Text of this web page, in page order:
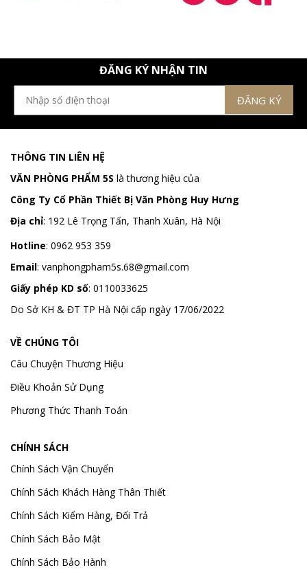
ĐĂNG KÝ NHẬN TIN
THÔNG TIN LIÊN HỆ
VĂN PHÒNG PHẨM 5S là thương hiệu của
Công Ty Cổ Phần Thiết Bị Văn Phòng Huy Hưng
Địa chỉ: 192 Lê Trọng Tấn, Thanh Xuân, Hà Nội
Hotline: 0962 953 359
Email: vanphongpham5s.68@gmail.com
Giấy phép KD số: 0110033625
Do Sở KH & ĐT TP Hà Nội cấp ngày 17/06/2022
VỀ CHÚNG TÔI
Câu Chuyện Thương Hiệu
Điều Khoản Sử Dụng
Phương Thức Thanh Toán
CHÍNH SÁCH
Chính Sách Vận Chuyển
Chính Sách Khách Hàng Thân Thiết
Chính Sách Kiểm Hàng, Đổi Trả
Chính Sách Bảo Mật
Chính Sách Bảo Hành